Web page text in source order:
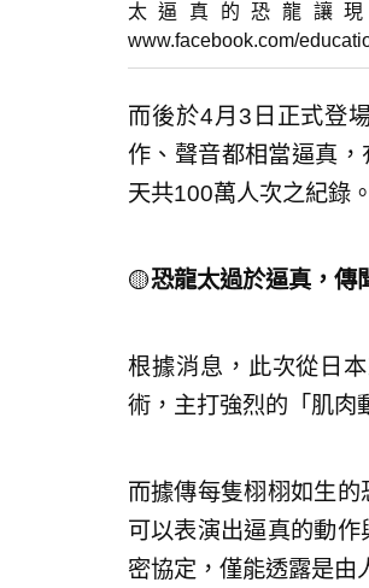
太逼真的恐龍讓
www.facebook.com/
而後於4月3日正式登
作、聲音都相當逼真
天共100萬人次之紀錄。
🟡恐龍太過於逼真，傳
根據消息，此次從日
術，主打強烈的「肌肉
而據傳每隻栩栩如生
可以表演出逼真的動
密協定，僅能透露是由